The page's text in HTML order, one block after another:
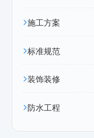
施工方案
标准规范
装饰装修
防水工程